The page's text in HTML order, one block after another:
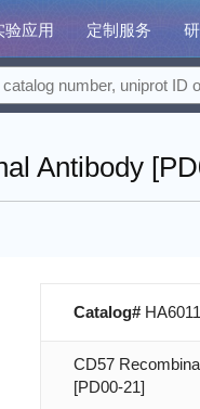
验应用 定制服务
Antibody
Catalog#
CD57
[PD00-21]